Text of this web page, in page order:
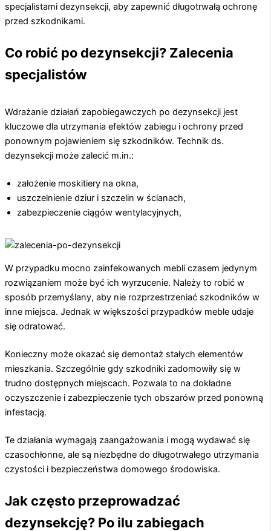
specjalistami dezynsekcji, aby zapewnić długotrwałą ochronę
przed szkodnikami.
Co robić po dezynsekcji? Zalecenia
specjalistów
Wdrażanie działań zapobiegawczych po dezynsekcji jest
kluczowe dla utrzymania efektów zabiegu i ochrony przed
ponownym pojawieniem się szkodników. Technik ds.
dezynsekcji może zalecić m.in.:
założenie moskitiery na okna,
uszczelnienie dziur i szczelin w ścianach,
zabezpieczenie ciągów wentylacyjnych,
W przypadku mocno zainfekowanych mebli czasem jedynym
rozwiązaniem może być ich wyrzucenie. Należy to robić w
sposób przemyślany, aby nie rozprzestrzeniać szkodników w
inne miejsca. Jednak w większości przypadków meble udaje
się odratować.
Konieczny może okazać się demontaż stałych elementów
mieszkania. Szczególnie gdy szkodniki zadomowiły się w
trudno dostępnych miejscach. Pozwala to na dokładne
oczyszczenie i zabezpieczenie tych obszarów przed ponowną
infestacją.
Te działania wymagają zaangażowania i mogą wydawać się
czasochłonne, ale są niezbędne do długotrwałego utrzymania
czystości i bezpieczeństwa domowego środowiska.
Jak często przeprowadzać
dezynsekcję? Po ilu zabiegach